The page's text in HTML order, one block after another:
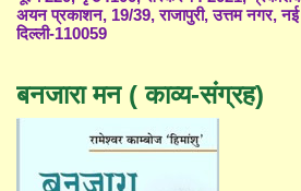
अयन प्रकाशन, 19/39, राजापुरी, उत्तम नगर, नई
दिल्ली-110059
बनजारा मन ( काव्य-संग्रह)